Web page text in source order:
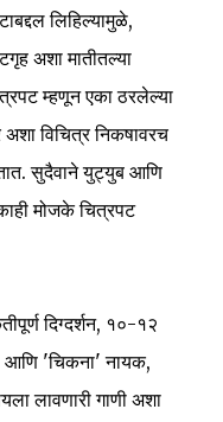
लिहिल्यामुळे,
अशा मातीतल्या
म्हणून एका ठरलेल्या
अशा विचित्र निकषावरच
सुदैवाने युट्युब आणि
मोजके चित्रपट
दिग्दर्शन, १०-१२
आणि 'चिकना' नायक,
लावणारी गाणी अशा